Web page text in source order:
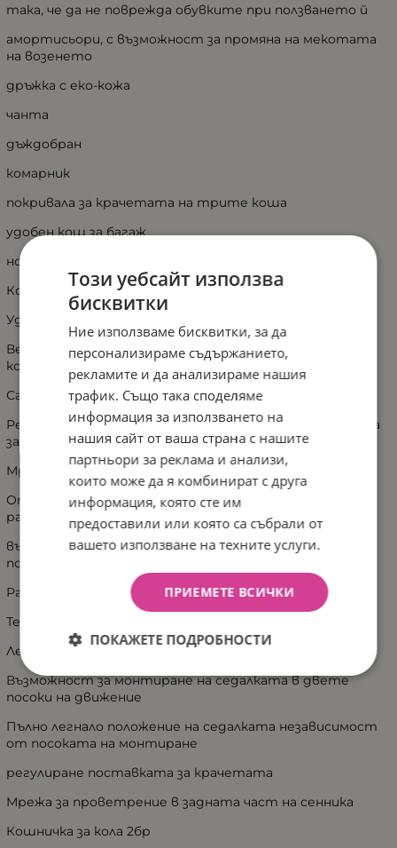
така, че да не поврежда обувките при ползването й
амортисьори, с възможност за промяна на мекотата
на возенето
дръжка с еко-кожа
чанта
дъждобран
комарник
покривала за крачетата на трите коша
удобен кош за багаж
нова клик-клик система за монтаж на кошовете
Кош за новородено 2бр
Удобен матрак
Вентилационен отвор за проветрение на дъното на
коша
Сгъващ се сенник
Регулируем наклон на матрачето на гръбчето в коша
за новородено
Мрежа за проветрение в задната част на сенника
Опция люлка на зимния кош , след като се постави на
равна повърхност .
възможност за монтиране на зимния кош в двете
посоки на движение
Размер на коша: 77 х 36 х 20 см(ДхШхВ)
Тегло на коша 4кг
Летен кош 2бр
Възможност за монтиране на седалката в двете
посоки на движение
Пълно легнало положение на седалката независимост
от посоката на монтиране
регулиране поставката за крачетата
Мрежа за проветрение в задната част на сенника
Кошничка за кола 2бр
Този уебсайт използва
бисквитки
Ние използваме бисквитки, за да
персонализираме съдържанието,
рекламите и да анализираме нашия
трафик. Също така споделяме
информация за използването на
нашия сайт от ваша страна с нашите
партньори за реклама и анализи,
които може да я комбинират с друга
информация, която сте им
предоставили или която са събрали от
вашето използване на техните услуги.
ПРИЕМЕТЕ ВСИЧКИ
ПОКАЖЕТЕ ПОДРОБНОСТИ